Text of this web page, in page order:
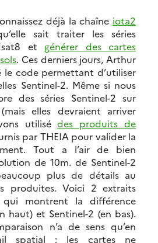
déjà la chaîne iota2
sait traiter les séries
et générer des cartes
. Ces derniers jours, Arthur
code permettant d’utiliser
Sentinel-2. Même si nous
des séries Sentinel-2 sur
elles devraient arriver
utilisédes produits de
par THEIA pour valider la
Tout a l’air de bien
de 10m. de Sentinel-2
plus de détails au
produites. Voici 2 extraits
qui montrent la différence
haut) et Sentinel-2 (en bas).
n’a de sens qu’en
spatial : les cartes ne